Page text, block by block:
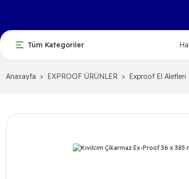
Tüm Kategoriler
Anasayfa EXPROOF ÜRÜNLER Exproof El Aletleri